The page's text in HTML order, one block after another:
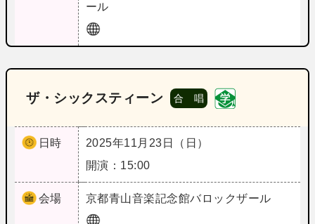
ール
ザ・シックスティーン 合 唱
日時
2025年11月23日（日）
開演：15:00
会場 京都青山音楽記念館バロックザール